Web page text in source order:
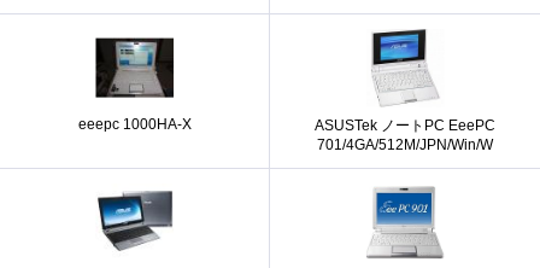
eeepc 1000HA-X
ASUSTek ノートPC EeePC
701/4GA/512M/JPN/Win/W